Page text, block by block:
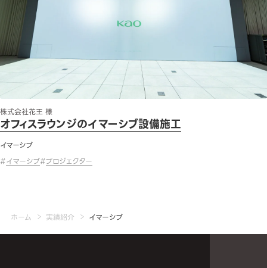
ホーム 実績紹介 イマーシブ
株式会社花王 様
オフィスラウンジのイマーシブ設備施工
イマーシブ
#イマーシブ#プロジェクター